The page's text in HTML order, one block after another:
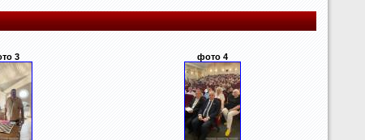
3 фото 4